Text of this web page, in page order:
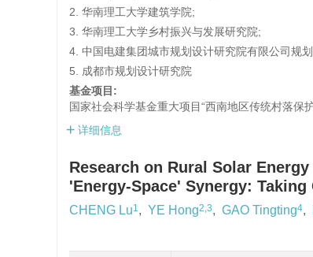
2. 华南理工大学建筑学院;
3. 华南理工大学乡村振兴与发展研究院;
4. 中国电建集团城市规划设计研究院有限公司规
5. 成都市规划设计研究院
基金项目:
国家社会科学基金重大项目“西南地区传统村落保
详细信息
Research on Rural Solar
'Energy-Space' Synergy:
CHENG Lu1, YE Hong2,3, GAO Tingting4,